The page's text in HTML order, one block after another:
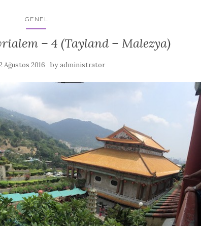
GENEL
– 4 (Tayland – Malezya)
Ağustos 2016 byadministrator